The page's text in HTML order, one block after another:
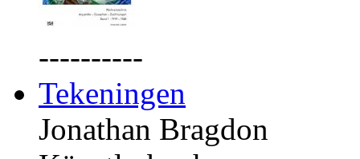
----------
Tekeningen
Jonathan Bragdon